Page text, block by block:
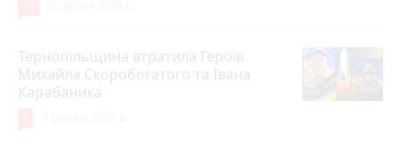
Тернопільщина втратила Героїв
Михайла Скоробогатого та Івана
Карабаника